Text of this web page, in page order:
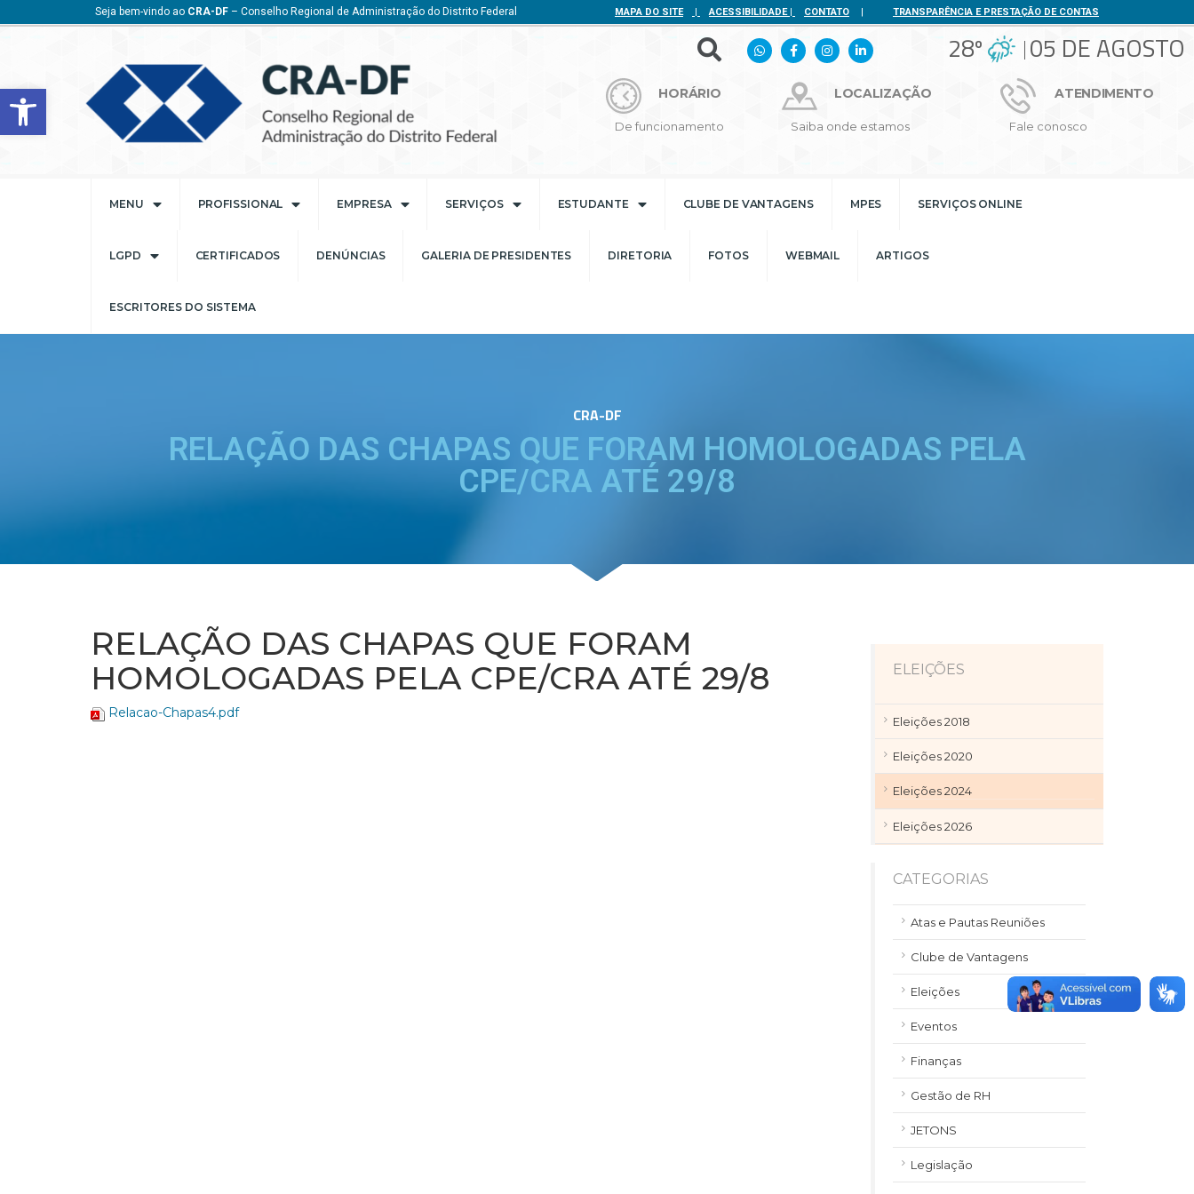
Barra de Ferramentas Aberta
Seja bem-vindo ao CRA-DF – Conselho Regional de Administração do Distrito Federal MAPA DO SITE | ACESSIBILIDADE| CONTATO | TRANSPARÊNCIA E PRESTAÇÃO DE CONTAS
28º 05 DE AGOSTO
HORÁRIO
De funcionamento
LOCALIZAÇÃO
Saiba onde estamos
ATENDIMENTO
Fale conosco
MENU PROFISSIONAL EMPRESA SERVIÇOS ESTUDANTE CLUBE DE VANTAGENS MPES SERVIÇOS ONLINE
LGPD CERTIFICADOS DENÚNCIAS GALERIA DE PRESIDENTES DIRETORIA FOTOS WEBMAIL ARTIGOS
ESCRITORES DO SISTEMA
CRA-DF
RELAÇÃO DAS CHAPAS QUE FORAM HOMOLOGADAS PELA
CPE/CRA ATÉ 29/8
RELAÇÃO DAS CHAPAS QUE FORAM
HOMOLOGADAS PELA CPE/CRA ATÉ 29/8
Relacao-Chapas4.pdf
ELEIÇÕES
Eleições 2018
Eleições 2020
Eleições 2024
Eleições 2026
CATEGORIAS
Atas e Pautas Reuniões
Clube de Vantagens
Eleições
Eventos
Finanças
Gestão de RH
JETONS
Legislação